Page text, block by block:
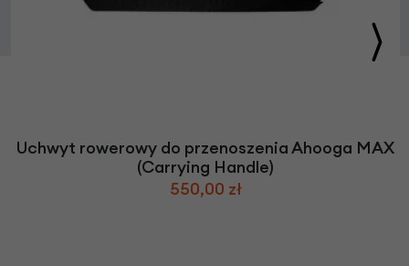
Uchwyt rowerowy do przenoszenia Ahooga MAX
(Carrying Handle)
550,00 zł